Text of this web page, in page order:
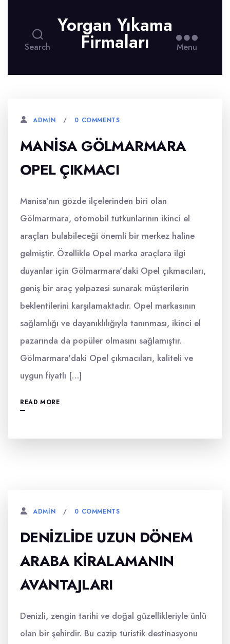
Search
Yorgan Yıkama
Firmaları Menu
ADMIN 0 COMMENTS
MANISA GÖLMARMARA
OPEL ÇIKMACI
Manisa'nın gözde ilçelerinden biri olan
Gölmarmara, otomobil tutkunlarının ikinci el
araçları bulabileceği önemli bir merkez haline
gelmiştir. Özellikle Opel marka araçlara ilgi
duyanlar için Gölmarmara'daki Opel çıkmacıları,
geniş bir araç yelpazesi sunarak müşterilerin
beklentilerini karşılamaktadır. Opel markasının
sağlamlığı ve dayanıklılığıyla tanınması, ikinci el
pazarında da popüler olmasını sağlamıştır.
Gölmarmara'daki Opel çıkmacıları, kaliteli ve
uygun fiyatlı […]
READ MORE
ADMIN 0 COMMENTS
DENIZLIDE UZUN DÖNEM
ARABA KIRALAMANIN
AVANTAJLARI
Denizli, zengin tarihi ve doğal güzellikleriyle ünlü
olan bir şehirdir. Bu cazip turistik destinasyonu